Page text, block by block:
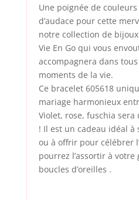
Une poignée de
d’audace pour cette
notre collection de
Vie En Go qui vous
accompagnera dans
moments de la vie.
Ce bracelet 605618
mariage harmonieux
Violet, rose, fuschia
! Il est un cadeau idéal à
ou à offrir pour célébrer
pourrez l’assortir à votre
boucles d’oreilles .